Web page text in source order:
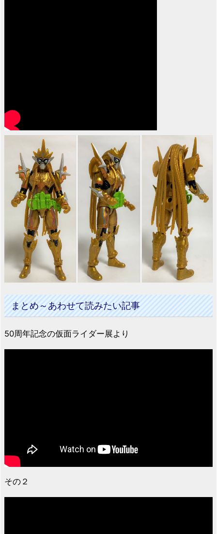
まとめ～あわせて読みたい記事
50周年記念の仮面ライダー展より
その２